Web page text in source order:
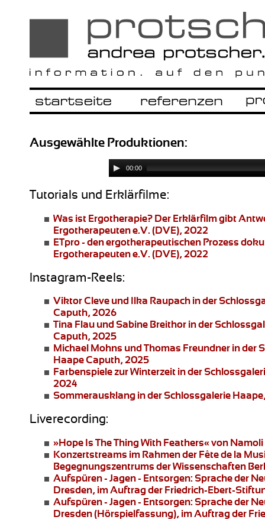
Ausgewählte Produktionen:
00:00
Tutorials und Erklärfilme:
Was ist Ergotherapie? Der Erklärfilm gibt
Ergotherapeuten e.V. (DVE), 2022
ETpro - den ergotherapeutischen Prozess
Ergotherapeuten e.V. (DVE), 2022
Instagram-Reels:
Viktor Cleve und Ilka Raupach in der
Caputh, 2026
Tina Flau und Sabine Breithor in der
Caputh, 2025
Michael Mohns und Thomas Freundner in der
Haape Caputh, 2025
Farbenspiele zur Winterzeit in der
2024
Sommerausklang in der Schlossgalerie
Liverecording:
»Hope Is The Thing With Feathers«von
Konzertstreams im Rahmen der Fête de la
Begegnungszentrums der Wissenschaften
Aufspüren - Jagen - Entsorgen: Sprache der
Dresden, im Auftrag der Friedrich-Ebert-
Aufspüren - Jagen - Entsorgen: Sprache der
Dresden(Hörspielfassung), im Auftrag der